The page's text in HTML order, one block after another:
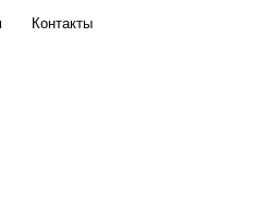
Контакты